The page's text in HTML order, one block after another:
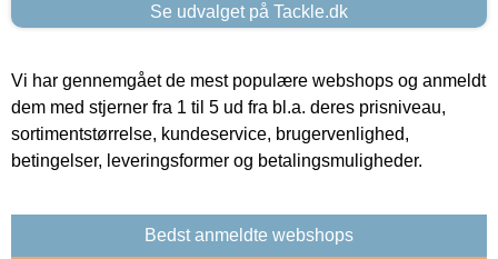
Se udvalget på Tackle.dk
Vi har gennemgået de mest populære webshops og anmeldt
dem med stjerner fra 1 til 5 ud fra bl.a. deres prisniveau,
sortimentstørrelse, kundeservice, brugervenlighed,
betingelser, leveringsformer og betalingsmuligheder.
Bedst anmeldte webshops